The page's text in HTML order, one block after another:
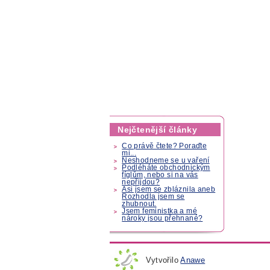
Nejčtenější články
Co právě čtete? Poraďte
mi...
Neshodneme se u vaření
Podléháte obchodnickým
fíglům, nebo si na vás
nepřijdou?
Asi jsem se zbláznila aneb
Rozhodla jsem se
zhubnout.
Jsem feministka a mé
nároky jsou přehnané?
VytvořiloAnawe